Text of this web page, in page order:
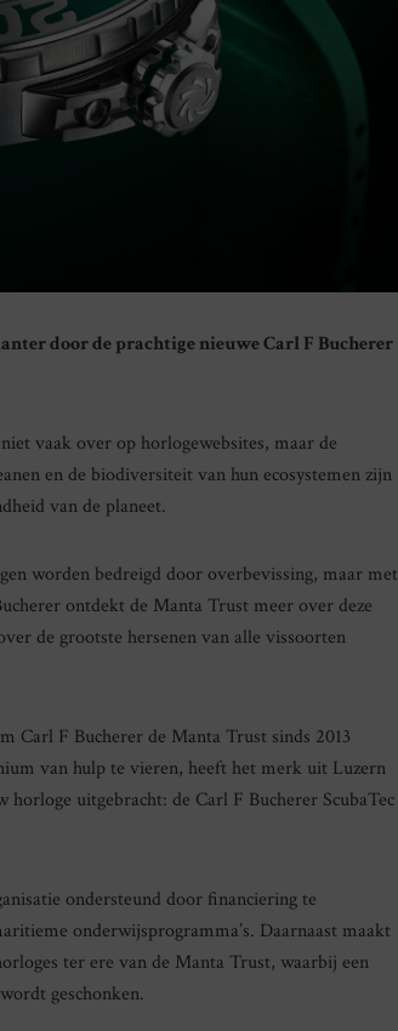
door de prachtige nieuwe Carl F Bucherer
niet vaak over op horlogewebsites, maar de
en de biodiversiteit van hun ecosystemen zijn
van de planeet.
worden bedreigd door overbevissing, maar met
ontdekt de Manta Trust meer over deze
de grootste hersenen van alle vissoorten
Carl F Bucherer de Manta Trust sinds 2013
van hulp te vieren, heeft het merk uit Luzern
horloge uitgebracht: de Carl F Bucherer ScubaTec
ondersteund door financiering te
onderwijsprogramma’s. Daarnaast maakt
ter ere van de Manta Trust, waarbij een
geschonken.